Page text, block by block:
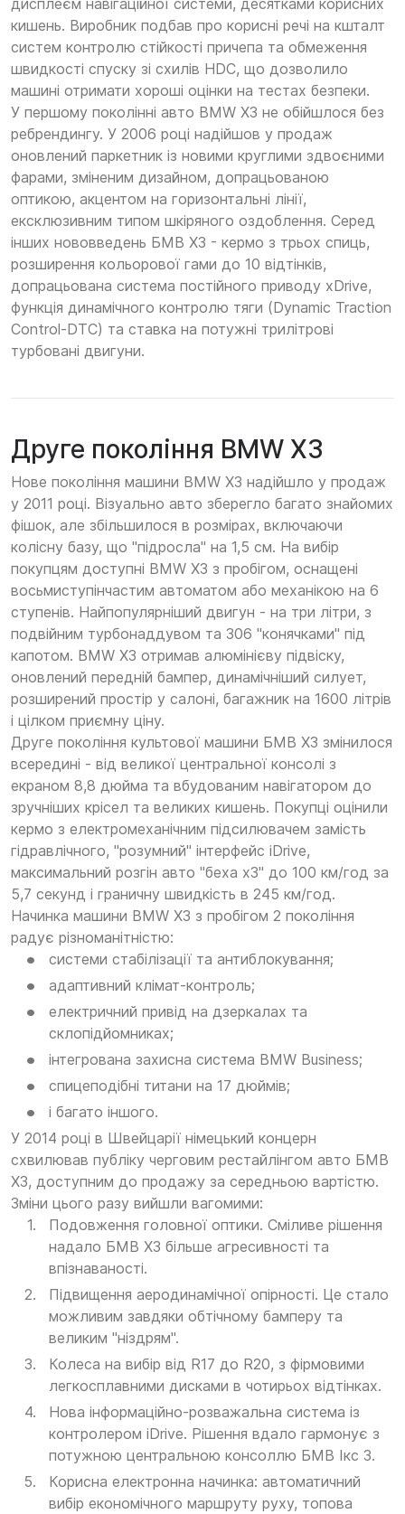
дисплеєм навігаційної системи, десятками корисних
кишень. Виробник подбав про корисні речі на кшталт
систем контролю стійкості причепа та обмеження
швидкості спуску зі схилів HDC, що дозволило
машині отримати хороші оцінки на тестах безпеки.
У першому поколінні авто BMW X3 не обійшлося без
ребрендингу. У 2006 році надійшов у продаж
оновлений паркетник із новими круглими здвоєними
фарами, зміненим дизайном, допрацьованою
оптикою, акцентом на горизонтальні лінії,
ексклюзивним типом шкіряного оздоблення. Серед
інших нововведень БМВ Х3 - кермо з трьох спиць,
розширення кольорової гами до 10 відтінків,
допрацьована система постійного приводу xDrive,
функція динамічного контролю тяги (Dynamic Traction
Control-DTC) та ставка на потужні трилітрові
турбовані двигуни.
Друге покоління BMW X3
Нове покоління машини BMW X3 надійшло у продаж
у 2011 році. Візуально авто зберегло багато знайомих
фішок, але збільшилося в розмірах, включаючи
колісну базу, що "підросла" на 1,5 см. На вибір
покупцям доступні BMW X3 з пробігом, оснащені
восьмиступінчастим автоматом або механікою на 6
ступенів. Найпопулярніший двигун - на три літри, з
подвійним турбонаддувом та 306 "конячками" під
капотом. BMW X3 отримав алюмінієву підвіску,
оновлений передній бампер, динамічніший силует,
розширений простір у салоні, багажник на 1600 літрів
і цілком приємну ціну.
Друге покоління культової машини БМВ Х3 змінилося
всередині - від великої центральної консолі з
екраном 8,8 дюйма та вбудованим навігатором до
зручніших крісел та великих кишень. Покупці оцінили
кермо з електромеханічним підсилювачем замість
гідравлічного, "розумний" інтерфейс iDrive,
максимальний розгін авто "беха х3" до 100 км/год за
5,7 секунд і граничну швидкість в 245 км/год.
Начинка машини BMW X3 з пробігом 2 покоління
радує різноманітністю:
системи стабілізації та антиблокування;
адаптивний клімат-контроль;
електричний привід на дзеркалах та
склопідйомниках;
інтегрована захисна система BMW Business;
спицеподібні титани на 17 дюймів;
і багато іншого.
У 2014 році в Швейцарії німецький концерн
схвилював публіку черговим рестайлінгом авто БМВ
Х3, доступним до продажу за середньою вартістю.
Зміни цього разу вийшли вагомими:
Подовження головної оптики. Сміливе рішення
надало БМВ Х3 більше агресивності та
впізнаваності.
Підвищення аеродинамічної опірності. Це стало
можливим завдяки обтічному бамперу та
великим "ніздрям".
Колеса на вибір від R17 до R20, з фірмовими
легкосплавними дисками в чотирьох відтінках.
Нова інформаційно-розважальна система із
контролером iDrive. Рішення вдало гармонує з
потужною центральною консоллю БМВ Ікс 3.
Корисна електронна начинка: автоматичний
вибір економічного маршруту руху, топова